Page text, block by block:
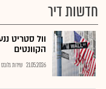
חדשות דיר
וול סטריט
הקוונטים
21.05.2026 שירות גלובס